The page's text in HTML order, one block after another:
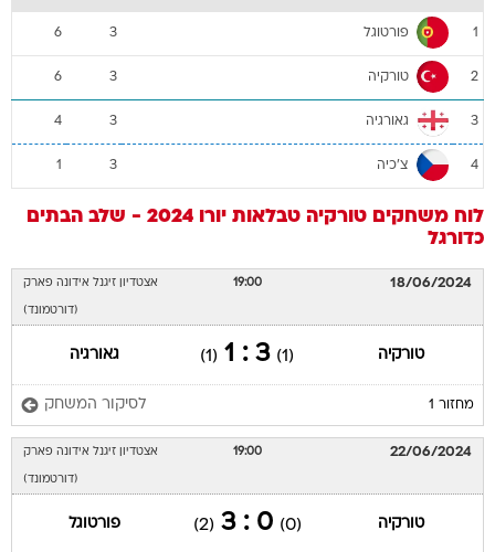
1 פורטוגל 3
6
2 טורקיה 3
6
3 גאורגיה 3
4
4 צ'כיה 3
1
לוח משחקים טורקיה טבלאות יורו 2024 - שלב הבתים
כדורגל
18/06/2024
19:00 אצטדיון זיגנל אידונה פארק
(דורטמונד)
טורקיה (1)
3 : 1
(1) גאורגיה
מחזור 1 לסיקור המשחק
22/06/2024
19:00 אצטדיון זיגנל אידונה פארק
(דורטמונד)
טורקיה (0)
0 : 3
(2) פורטוגל